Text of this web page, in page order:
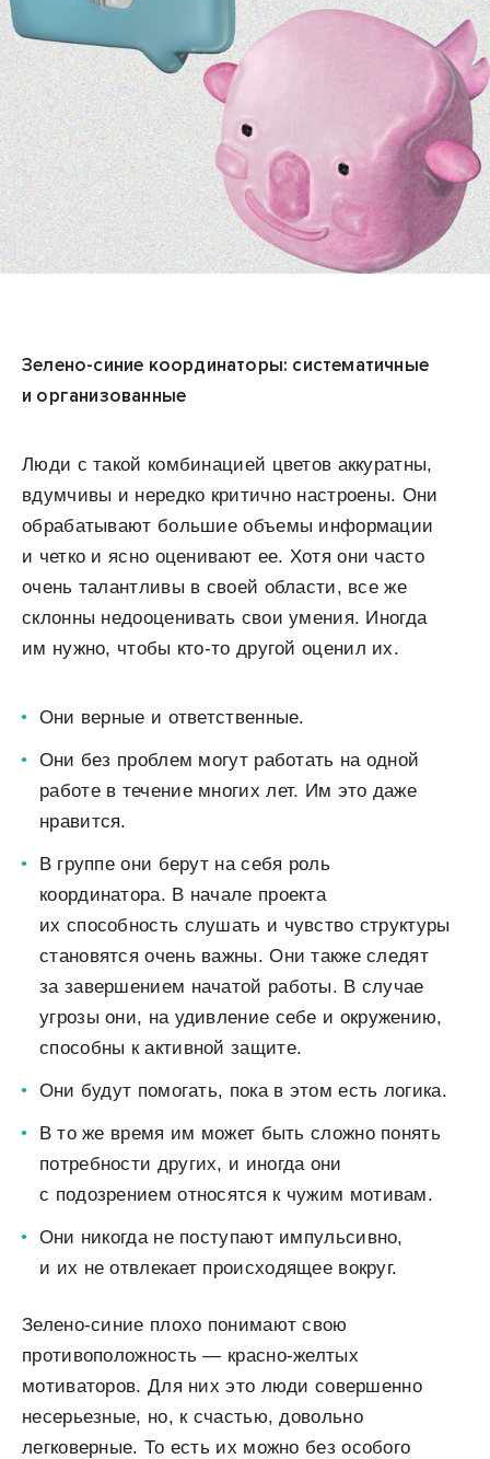
Зелено-синие координаторы: систематичные
и организованные
Люди с такой комбинацией цветов аккуратны,
вдумчивы и нередко критично настроены. Они
обрабатывают большие объемы информации
и четко и ясно оценивают ее. Хотя они часто
очень талантливы в своей области, все же
склонны недооценивать свои умения. Иногда
им нужно, чтобы кто-то другой оценил их.
Они верные и ответственные.
Они без проблем могут работать на одной
работе в течение многих лет. Им это даже
нравится.
В группе они берут на себя роль
координатора. В начале проекта
их способность слушать и чувство структуры
становятся очень важны. Они также следят
за завершением начатой работы. В случае
угрозы они, на удивление себе и окружению,
способны к активной защите.
Они будут помогать, пока в этом есть логика.
В то же время им может быть сложно понять
потребности других, и иногда они
с подозрением относятся к чужим мотивам.
Они никогда не поступают импульсивно,
и их не отвлекает происходящее вокруг.
Зелено-синие плохо понимают свою
противоположность — красно-желтых
мотиваторов. Для них это люди совершенно
несерьезные, но, к счастью, довольно
легковерные. То есть их можно без особого